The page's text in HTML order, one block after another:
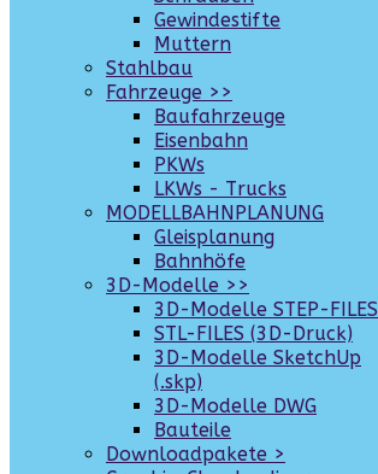
Gewindestifte
Muttern
Stahlbau
Fahrzeuge >>
Baufahrzeuge
Eisenbahn
PKWs
LKWs - Trucks
MODELLBAHNPLANUNG
Gleisplanung
Bahnhöfe
3D-Modelle >>
3D-Modelle STEP-FILES
STL-FILES (3D-Druck)
3D-Modelle SketchUp
(.skp)
3D-Modelle DWG
Bauteile
Downloadpakete >